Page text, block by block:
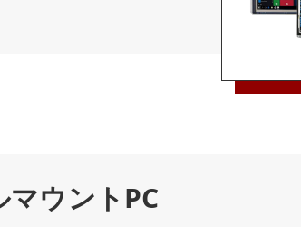
Winmateオープンフレームパネルコンピュー
発揮できるように設計されています。パネル
ガントなデザインを実現する産業グレード
ズを設計し、工場現場での生産性と効率の
マウントPC